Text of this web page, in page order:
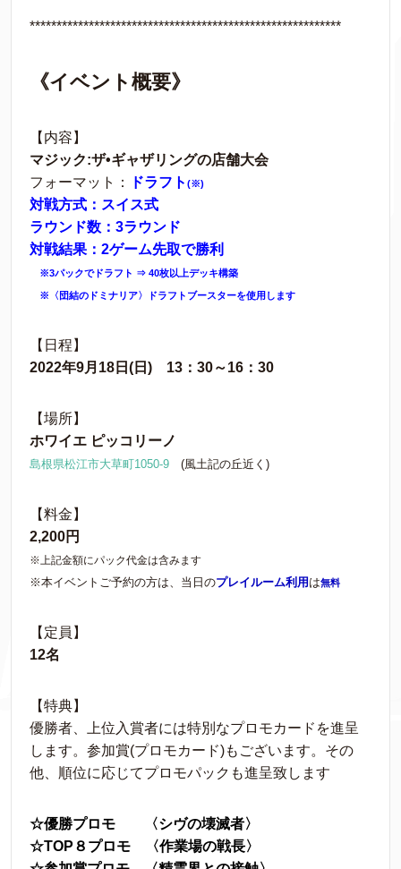
**********************************************************
《イベント概要》
【内容】
マジック:ザ•ギャザリングの店舗大会
フォーマット：
ドラフト (※)
対戦方式：スイス式
ラウンド数：3ラウンド
対戦結果：2ゲーム先取で勝利
※3パックでドラフト ⇒ 40枚以上デッキ構築
※〈団結のドミナリア〉ドラフトブースターを使用します
【日程】
2022年9月18日(日) 13：30～16：30
【場所】
ホワイエ ピッコリーノ
島根県松江市大草町1050-9 (風土記の丘近く)
【料金】
2,200円
※上記金額にパック代金は含みます
※本イベントご予約の方は、当日のプレイルーム利用 は無料
【定員】
12名
【特典】
優勝者、上位入賞者には特別なプロモカードを進呈
します。参加賞(プロモカード)もございます。その
他、順位に応じてプロモパックも進呈致します
☆優勝プロモ 〈シヴの壊滅者〉
☆TOP８プロモ 〈作業場の戦長〉